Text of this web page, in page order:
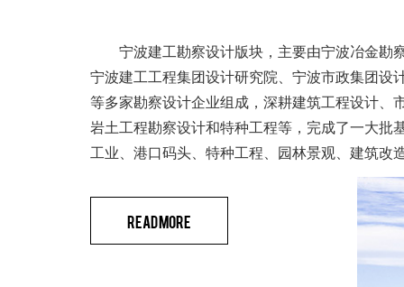
宁波建工勘察设计版块，主要由宁波冶金勘
宁波建工工程集团设计研究院、宁波市政集团设
等多家勘察设计企业组成，深耕建筑工程设计、
岩土工程勘察设计和特种工程等，完成了一大批
工业、港口码头、特种工程、园林景观、建筑改
READ MORE